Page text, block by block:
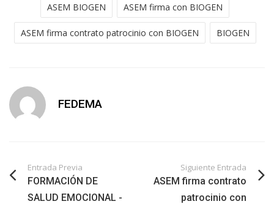
ASEM BIOGEN ASEM firma con BIOGEN
ASEM firma contrato patrocinio con BIOGEN BIOGEN
FEDEMA
Entrada Previa
FORMACIÓN DE
SALUD EMOCIONAL -
Siguiente Entrada
ASEM firma contrato
patrocinio con